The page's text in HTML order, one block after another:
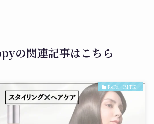
の関連記事はこちら
ReFa （MTG）